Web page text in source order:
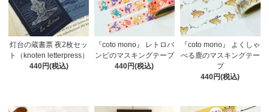
灯台の蔵書票 夜2枚セッ
ト（knoten letterpress）
440円(税込)
『coto mono』 レトロバ
ンビのマスキングテープ
440円(税込)
『coto mono』 よくしゃ
べる鹿のマスキングテー
プ
440円(税込)